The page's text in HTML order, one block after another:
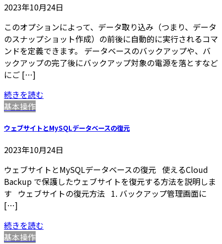
2023年10月24日
このオプションによって、データ取り込み（つまり、データ
のスナップショット作成）の前後に自動的に実行されるコマ
ンドを定義できます。 データベースのバックアップや、バ
ックアップの完了後にバックアップ対象の電源を落とすなど
にご […]
続きを読む
基本操作
ウェブサイトとMySQLデータベースの復元
2023年10月24日
ウェブサイトとMySQLデータベースの復元 使えるCloud
Backup で保護したウェブサイトを復元する方法を説明しま
す ウェブサイトの復元方法 1. バックアップ管理画面に
[…]
続きを読む
基本操作